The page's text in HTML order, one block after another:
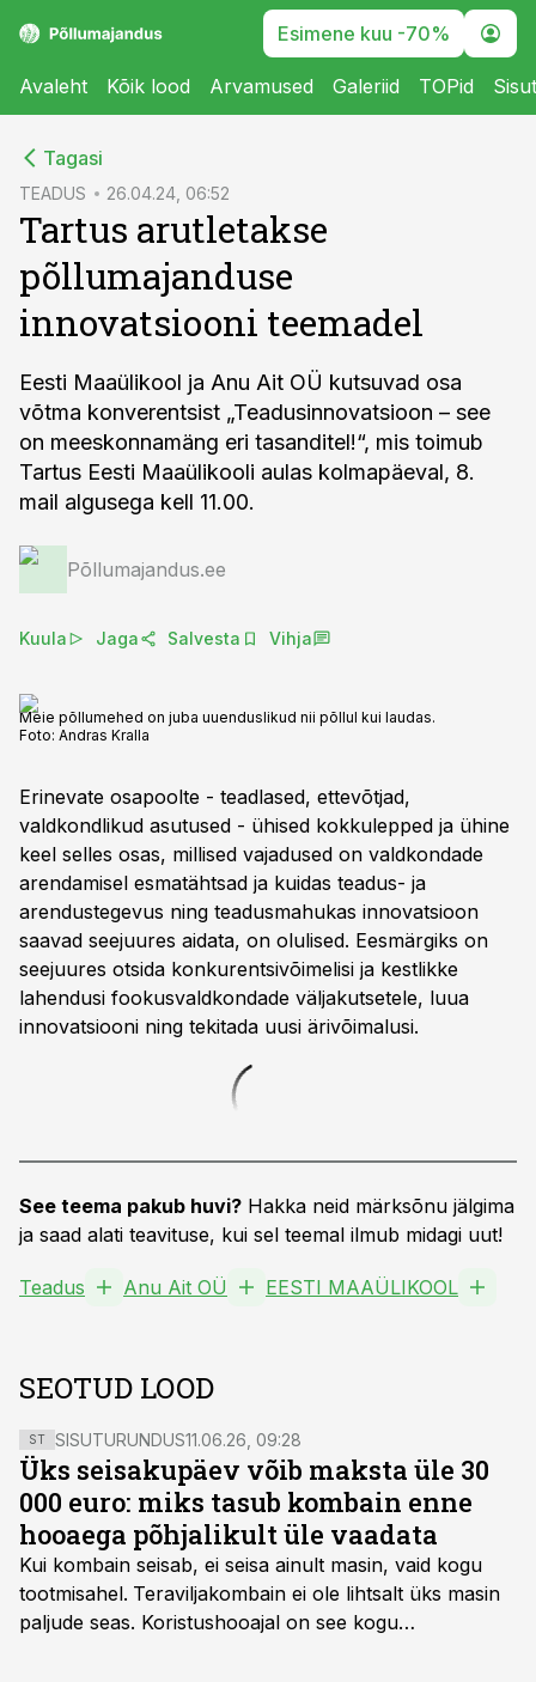
Esimene kuu -70%
Avaleht Kõik lood Arvamused Galeriid TOPid
Tagasi
TEADUS 26.04.24, 06:52
Tartus arutletakse
põllumajanduse
innovatsiooni teemadel
Eesti Maaülikool ja Anu Ait OÜ kutsuvad osa
võtma konverentsist „Teadusinnovatsioon – see
on meeskonnamäng eri tasanditel!“, mis toimub
Tartus Eesti Maaülikooli aulas kolmapäeval, 8.
mail algusega kell 11.00.
Põllumajandus.ee
Kuula Jaga Salvesta Vihja
Meie põllumehed on juba uuenduslikud nii põllul kui laudas.
Foto: Andras Kralla
Erinevate osapoolte - teadlased, ettevõtjad,
valdkondlikud asutused - ühised kokkulepped ja ühine
keel selles osas, millised vajadused on valdkondade
arendamisel esmatähtsad ja kuidas teadus- ja
arendustegevus ning teadusmahukas innovatsioon
saavad seejuures aidata, on olulised. Eesmärgiks on
seejuures otsida konkurentsivõimelisi ja kestlikke
lahendusi fookusvaldkondade väljakutsetele, luua
innovatsiooni ning tekitada uusi ärivõimalusi.
See teema pakub huvi? Hakka neid märksõnu jälgima
ja saad alati teavituse, kui sel teemal ilmub midagi uut!
Teadus Anu Ait OÜ EESTI MAAÜLIKOOL
SEOTUD LOOD
ST SISUTURUNDUS11.06.26, 09:28
Üks seisakupäev võib maksta üle 30
000 euro: miks tasub kombain enne
hooaega põhjalikult üle vaadata
Kui kombain seisab, ei seisa ainult masin, vaid kogu
tootmisahel. Teraviljakombain ei ole lihtsalt üks masin
paljude seas. Koristushooajal on see kogu